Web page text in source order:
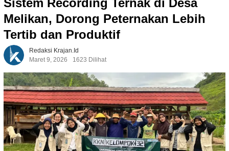
Sistem Recording Ternak di Desa
Melikan, Dorong Peternakan Lebih
Tertib dan Produktif
Redaksi Krajan.id
Maret 9, 2026
1623 Dilihat